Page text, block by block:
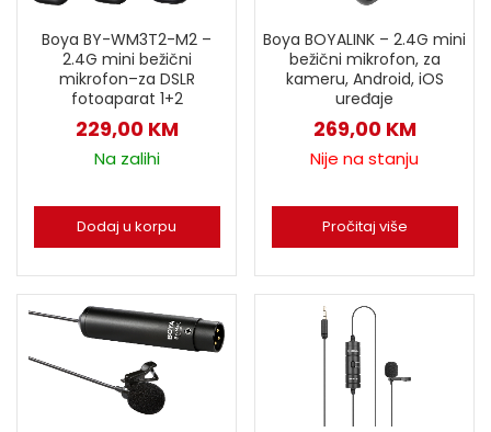
Boya BY-WM3T2-M2 –
2.4G mini bežični
mikrofon–za DSLR
fotoaparat 1+2
229,00 KM
Na zalihi
Dodaj u korpu
Boya BOYALINK – 2.4G mini
bežični mikrofon, za
kameru, Android, iOS
uređaje
269,00 KM
Nije na stanju
Pročitaj više